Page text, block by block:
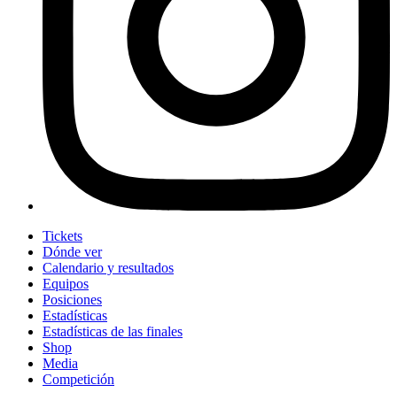
Tickets
Dónde ver
Calendario y resultados
Equipos
Posiciones
Estadísticas
Estadísticas de las finales
Shop
Media
Competición